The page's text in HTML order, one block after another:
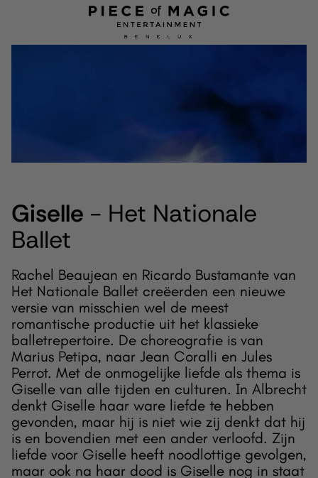
Giselle - Het Nationale
Ballet
Rachel Beaujean en Ricardo Bustamante van
Het Nationale Ballet creëerden een nieuwe
versie van misschien wel de meest
romantische productie uit het klassieke
balletrepertoire. De choreografie is van
Marius Petipa, naar Jean Coralli en Jules
Perrot. Met de onmogelijke liefde als thema is
Giselle van alle tijden en culturen. In Albrecht
denkt Giselle haar ware liefde te hebben
gevonden, maar hij is niet wie zij denkt dat hij
is en bovendien met een ander verloofd. Zijn
liefde voor Giselle heeft noodlottige gevolgen,
maar ook na haar dood is Giselle nog in staat